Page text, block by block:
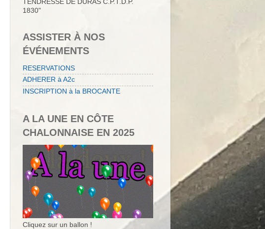
TENDRESSE DE DURAS C.P.T.D.P.
1830"
ASSISTER À NOS
ÉVÉNEMENTS
RESERVATIONS
ADHERER à A2c
INSCRIPTION à la BROCANTE
A LA UNE EN CÔTE
CHALONNAISE EN 2025
Cliquez sur un ballon !